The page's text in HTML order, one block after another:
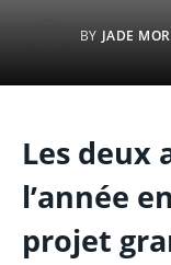
BY JADE
Les
l’année
projet